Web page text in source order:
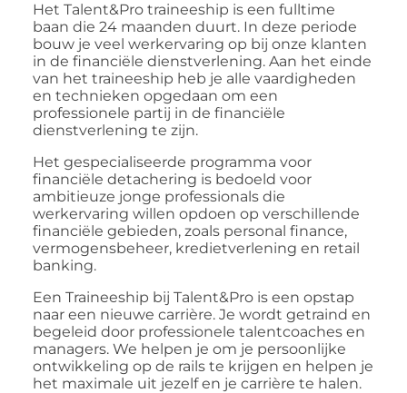
Het Talent&Pro traineeship is een fulltime
baan die 24 maanden duurt. In deze periode
bouw je veel werkervaring op bij onze klanten
in de financiële dienstverlening. Aan het einde
van het traineeship heb je alle vaardigheden
en technieken opgedaan om een
professionele partij in de financiële
dienstverlening te zijn.
Het gespecialiseerde programma voor
financiële detachering is bedoeld voor
ambitieuze jonge professionals die
werkervaring willen opdoen op verschillende
financiële gebieden, zoals personal finance,
vermogensbeheer, kredietverlening en retail
banking.
Een Traineeship bij Talent&Pro is een opstap
naar een nieuwe carrière. Je wordt getraind en
begeleid door professionele talentcoaches en
managers. We helpen je om je persoonlijke
ontwikkeling op de rails te krijgen en helpen je
het maximale uit jezelf en je carrière te halen.